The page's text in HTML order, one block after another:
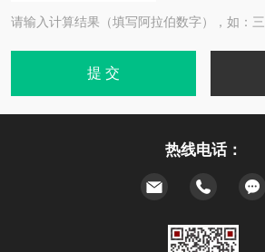
请输入计算结果（填写阿拉伯数字），如：
热线电话：